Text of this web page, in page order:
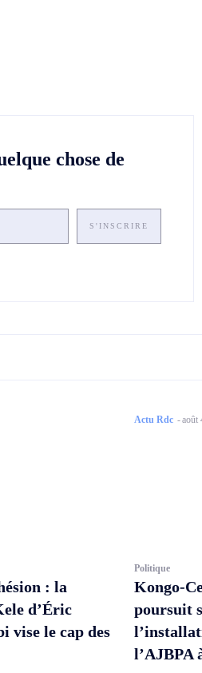
chose de
S'INSCRIRE
: la
d’Éric
vise le cap des
Actu Rdc -août
Politique
Kongo-
poursuit
l’AJBPA